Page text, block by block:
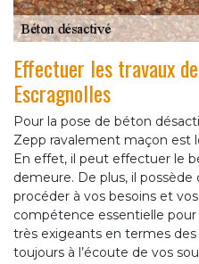
Effectuer les travaux
Escragnolles
Pour la pose de béton
Zepp ravalement maçon est
En effet, il peut effectuer le
demeure. De plus, il
procéder à vos besoins et
compétence essentielle pour
très exigeants en termes
toujours à l’écoute de vos